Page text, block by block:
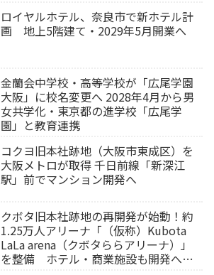
ロイヤルホテル、奈良市で新ホテル計
画 地上5階建て・2029年5月開業へ
金蘭会中学校・高等学校が「広尾学園
大阪」に校名変更へ 2028年4月から男
女共学化・東京都の進学校「広尾学
園」と教育連携
コクヨ旧本社跡地（大阪市東成区）を
大阪メトロが取得 千日前線「新深江
駅」前でマンション開発へ
クボタ旧本社跡地の再開発が始動！約
1.25万人アリーナ「（仮称）Kubota
LaLa arena（クボタららアリーナ）」
を整備 ホテル・商業施設も開発へ